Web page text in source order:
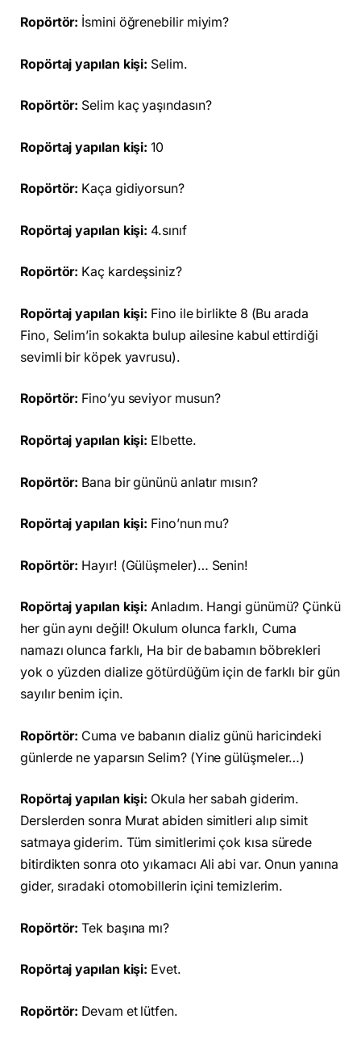
Ropörtör: İsmini öğrenebilir miyim?
Ropörtaj yapılan kişi: Selim.
Ropörtör: Selim kaç yaşındasın?
Ropörtaj yapılan kişi: 10
Ropörtör: Kaça gidiyorsun?
Ropörtaj yapılan kişi: 4.sınıf
Ropörtör: Kaç kardeşsiniz?
Ropörtaj yapılan kişi: Fino ile birlikte 8 (Bu arada
Fino, Selim’in sokakta bulup ailesine kabul ettirdiği
sevimli bir köpek yavrusu).
Ropörtör: Fino’yu seviyor musun?
Ropörtaj yapılan kişi: Elbette.
Ropörtör: Bana bir gününü anlatır mısın?
Ropörtaj yapılan kişi: Fino’nun mu?
Ropörtör: Hayır! (Gülüşmeler)… Senin!
Ropörtaj yapılan kişi: Anladım. Hangi günümü? Çünkü
her gün aynı değil! Okulum olunca farklı, Cuma
namazı olunca farklı, Ha bir de babamın böbrekleri
yok o yüzden dialize götürdüğüm için de farklı bir gün
sayılır benim için.
Ropörtör: Cuma ve babanın dializ günü haricindeki
günlerde ne yaparsın Selim? (Yine gülüşmeler…)
Ropörtaj yapılan kişi: Okula her sabah giderim.
Derslerden sonra Murat abiden simitleri alıp simit
satmaya giderim. Tüm simitlerimi çok kısa sürede
bitirdikten sonra oto yıkamacı Ali abi var. Onun yanına
gider, sıradaki otomobillerin içini temizlerim.
Ropörtör: Tek başına mı?
Ropörtaj yapılan kişi: Evet.
Ropörtör: Devam et lütfen.